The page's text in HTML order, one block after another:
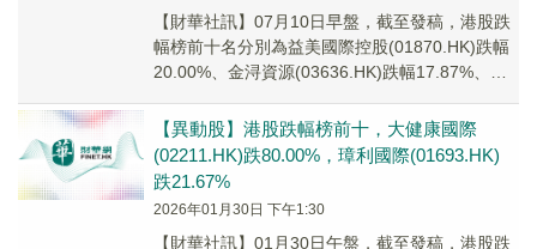
【財華社訊】07月10日早盤，截至發稿，港股跌
幅榜前十名分別為益美國際控股(01870.HK)跌幅
20.00%、金浔資源(03636.HK)跌幅17.87%、濱
【異動股】港股跌幅榜前十，大健康國際
(02211.HK)跌80.00%，璋利國際(01693.HK)
跌21.67%
2026年01月30日 下午1:30
【財華社訊】01月30日午盤，截至發稿，港股跌